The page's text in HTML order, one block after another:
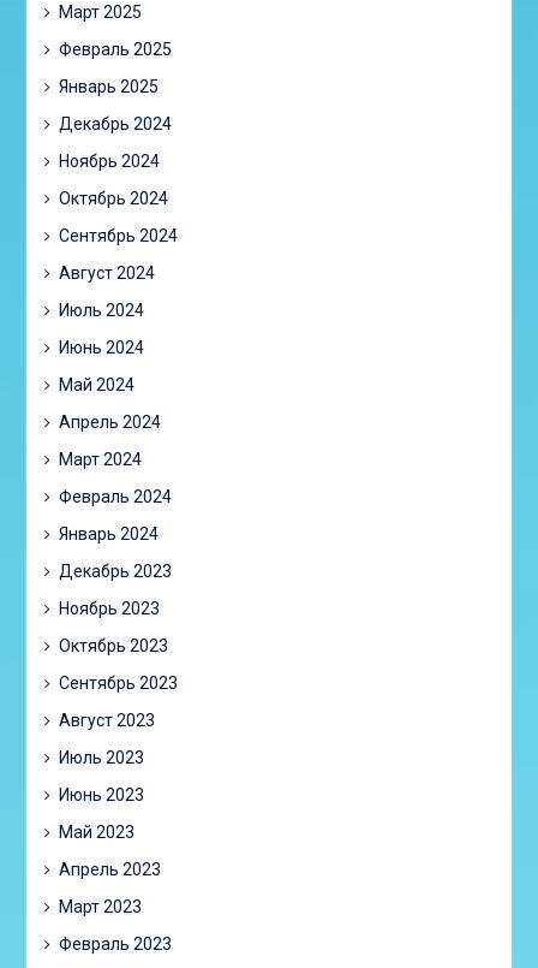
Март 2025
Февраль 2025
Январь 2025
Декабрь 2024
Ноябрь 2024
Октябрь 2024
Сентябрь 2024
Август 2024
Июль 2024
Июнь 2024
Май 2024
Апрель 2024
Март 2024
Февраль 2024
Январь 2024
Декабрь 2023
Ноябрь 2023
Октябрь 2023
Сентябрь 2023
Август 2023
Июль 2023
Июнь 2023
Май 2023
Апрель 2023
Март 2023
Февраль 2023